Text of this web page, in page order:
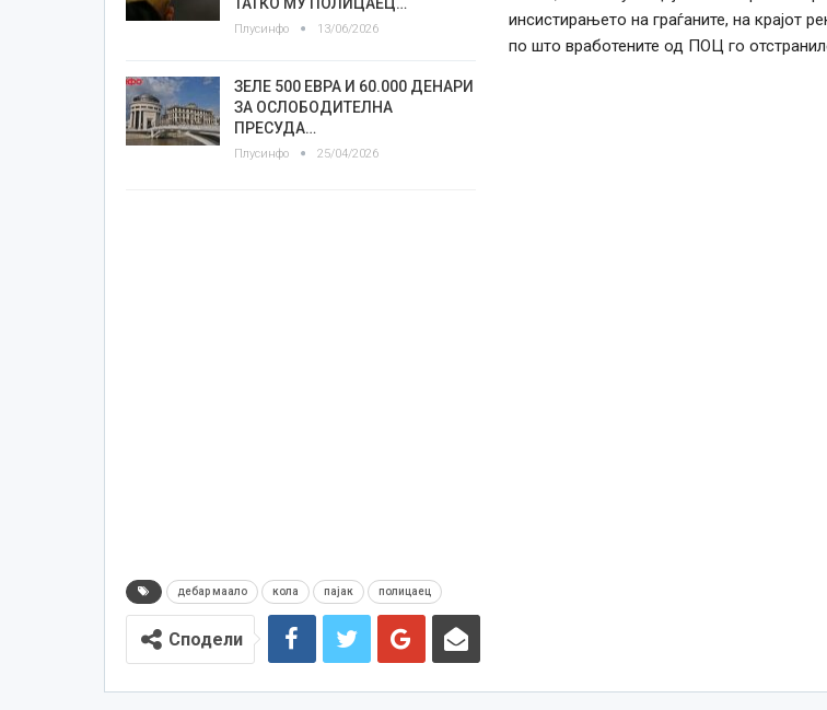
Плусинфо 13/06/2026
ЗЕЛЕ 500 ЕВРА И 60.000 ДЕНАРИ
ЗА ОСЛОБОДИТЕЛНА
ПРЕСУДА…
Плусинфо 25/04/2026
инсистирањето на граѓаните, на крајот
по што вработените од ПОЦ го
дебар маало кола пајак полицаец
Сподели